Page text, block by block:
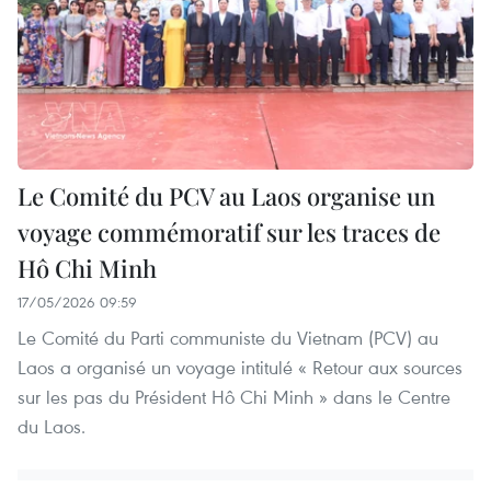
Le Comité du PCV au Laos organise un
voyage commémoratif sur les traces de
Hô Chi Minh
17/05/2026 09:59
Le Comité du Parti communiste du Vietnam (PCV) au
Laos a organisé un voyage intitulé « Retour aux sources
sur les pas du Président Hô Chi Minh » dans le Centre
du Laos.